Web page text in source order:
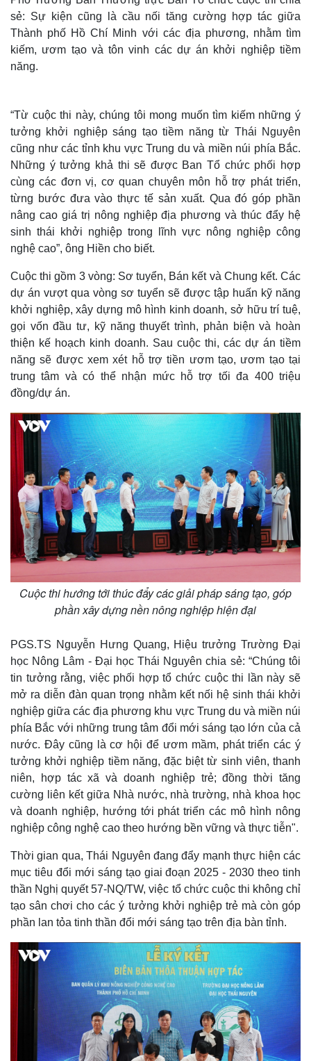
Thế giới
Quan sát
Cuộc sống đó đây
Multimedia
Video
Infographic
sẻ: Sự kiện cũng là cầu nối tăng cường hợp tác giữa
Thành phố Hồ Chí Minh với các địa phương, nhằm tìm
kiếm, ươm tạo và tôn vinh các dự án khởi nghiệp tiềm
năng.
“Từ cuộc thi này, chúng tôi mong muốn tìm kiếm những ý
tưởng khởi nghiệp sáng tạo tiềm năng từ Thái Nguyên
cũng như các tỉnh khu vực Trung du và miền núi phía Bắc.
Những ý tưởng khả thi sẽ được Ban Tổ chức phối hợp
cùng các đơn vị, cơ quan chuyên môn hỗ trợ phát triển,
từng bước đưa vào thực tế sản xuất. Qua đó góp phần
nâng cao giá trị nông nghiệp địa phương và thúc đẩy hệ
sinh thái khởi nghiệp trong lĩnh vực nông nghiệp công
nghệ cao”, ông Hiền cho biết.
Cuộc thi gồm 3 vòng: Sơ tuyển, Bán kết và Chung kết. Các
dự án vượt qua vòng sơ tuyển sẽ được tập huấn kỹ năng
khởi nghiệp, xây dựng mô hình kinh doanh, sở hữu trí tuệ,
gọi vốn đầu tư, kỹ năng thuyết trình, phản biện và hoàn
thiện kế hoạch kinh doanh. Sau cuộc thi, các dự án tiềm
năng sẽ được xem xét hỗ trợ tiền ươm tạo, ươm tạo tại
trung tâm và có thể nhận mức hỗ trợ tối đa 400 triệu
đồng/dự án.
Cuộc thi hướng tới thúc đẩy các giải pháp sáng tạo, góp
phần xây dựng nền nông nghiệp hiện đại
PGS.TS Nguyễn Hưng Quang, Hiệu trưởng Trường Đại
học Nông Lâm - Đại học Thái Nguyên chia sẻ: “Chúng tôi
tin tưởng rằng, việc phối hợp tổ chức cuộc thi lần này sẽ
mở ra diễn đàn quan trọng nhằm kết nối hệ sinh thái khởi
nghiệp giữa các địa phương khu vực Trung du và miền núi
phía Bắc với những trung tâm đổi mới sáng tạo lớn của cả
nước. Đây cũng là cơ hội để ươm mầm, phát triển các ý
tưởng khởi nghiệp tiềm năng, đặc biệt từ sinh viên, thanh
niên, hợp tác xã và doanh nghiệp trẻ; đồng thời tăng
cường liên kết giữa Nhà nước, nhà trường, nhà khoa học
và doanh nghiệp, hướng tới phát triển các mô hình nông
nghiệp công nghệ cao theo hướng bền vững và thực tiễn".
Thời gian qua, Thái Nguyên đang đẩy mạnh thực hiện các
mục tiêu đổi mới sáng tạo giai đoạn 2025 - 2030 theo tinh
thần Nghị quyết 57-NQ/TW, việc tổ chức cuộc thi không chỉ
tạo sân chơi cho các ý tưởng khởi nghiệp trẻ mà còn góp
phần lan tỏa tinh thần đổi mới sáng tạo trên địa bàn tỉnh.